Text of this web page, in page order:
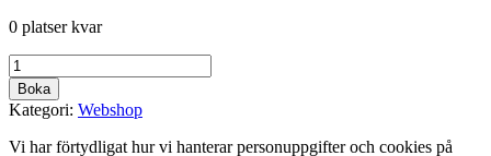
0 platser kvar
Mjukis-
byxor
mängd
Boka
Kategori: Webshop
Vi har förtydligat hur vi hanterar personuppgifter och cookies på